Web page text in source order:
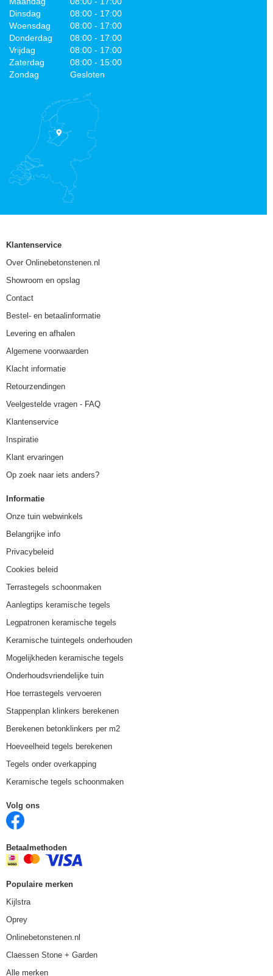
Dinsdag
08:00 - 17:00
Woensdag
08:00 - 17:00
Donderdag
08:00 - 17:00
Vrijdag
08:00 - 17:00
Zaterdag
08:00 - 15:00
Zondag
Gesloten
Klantenservice
Over Onlinebetonstenen.nl
Showroom en opslag
Contact
Bestel- en betaalinformatie
Levering en afhalen
Algemene voorwaarden
Klacht informatie
Retourzendingen
Veelgestelde vragen - FAQ
Klantenservice
Inspiratie
Klant ervaringen
Op zoek naar iets anders?
Informatie
Onze tuin webwinkels
Belangrijke info
Privacybeleid
Cookies beleid
Terrastegels schoonmaken
Aanlegtips keramische tegels
Legpatronen keramische tegels
Keramische tuintegels onderhouden
Mogelijkheden keramische tegels
Onderhoudsvriendelijke tuin
Hoe terrastegels vervoeren
Stappenplan klinkers berekenen
Berekenen betonklinkers per m2
Hoeveelheid tegels berekenen
Tegels onder overkapping
Keramische tegels schoonmaken
Volg ons
Betaalmethoden
Populaire merken
Kijlstra
Oprey
Onlinebetonstenen.nl
Claessen Stone + Garden
Alle merken